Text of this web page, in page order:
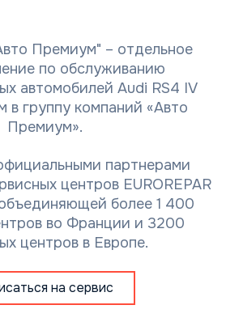
Премиум" – отдельное
по обслуживанию
автомобилей Audi RS4 IV
в группу компаний «Авто
Премиум».
партнерами
центров EUROREPAR
объединяющей более 1 400
во Франции и 3200
центров в Европе.
на сервис